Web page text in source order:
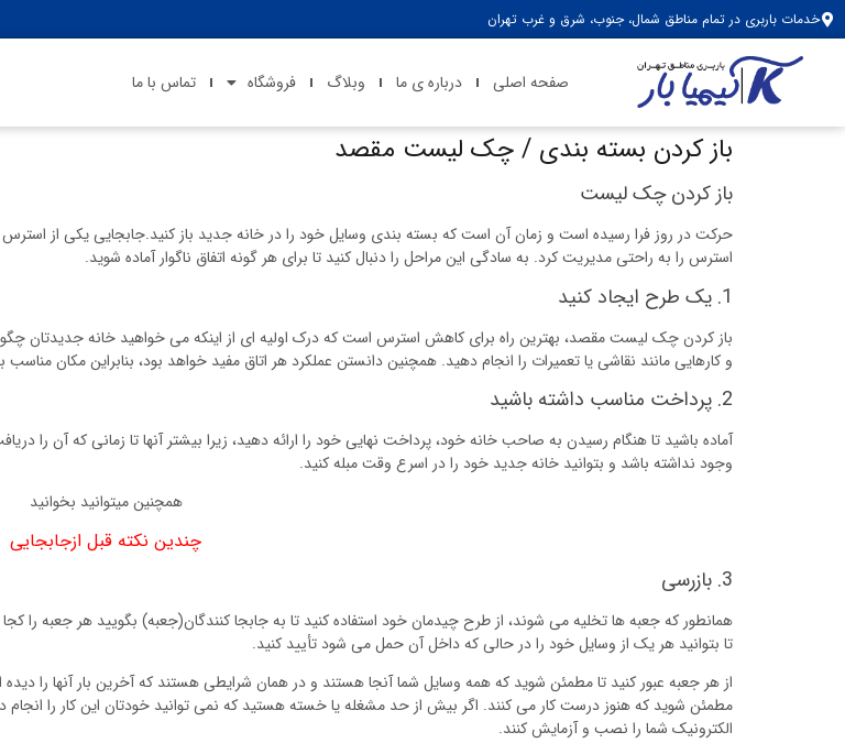
خدمات باربری در تمام مناطق شمال، جنوب، شرق و غرب تهران
صفحه اصلی درباره ی ما وبلاگ فروشگاه تماس با ما
باز کردن بسته بندی / چک لیست مقصد
باز کردن چک لیست
حرکت در روز فرا رسیده است و زمان آن است که بسته بندی وسایل خود را در خانه جدید باز کنید.جابجایی یکی از
استرس را به راحتی مدیریت کرد. به سادگی این مراحل را دنبال کنید تا برای هر گونه اتفاق ناگوار آماده شوید.
1. یک طرح ایجاد کنید
باز کردن چک لیست مقصد، بهترین راه برای کاهش استرس است که درک اولیه ای از اینکه می خواهید خانه جدیدتان
و کارهایی مانند نقاشی یا تعمیرات را انجام دهید. همچنین دانستن عملکرد هر اتاق مفید خواهد بود، بنابراین مکان مناسب
2. پرداخت مناسب داشته باشید
آماده باشید تا هنگام رسیدن به صاحب خانه خود، پرداخت نهایی خود را ارائه دهید، زیرا بیشتر آنها تا زمانی که آن را
وجود نداشته باشد و بتوانید خانه جدید خود را در اسرع وقت مبله کنید.
همچنین میتوانید بخوانید
چندین نکته قبل ازجابجایی
3. بازرسی
همانطور که جعبه ها تخلیه می شوند، از طرح چیدمان خود استفاده کنید تا به جابجا کنندگان(جعبه) بگویید هر جعبه را
تا بتوانید هر یک از وسایل خود را در حالی که داخل آن حمل می شود تأیید کنید.
از هر جعبه عبور کنید تا مطمئن شوید که همه وسایل شما آنجا هستند و در همان شرایطی هستند که آخرین بار آنها را
مطمئن شوید که هنوز درست کار می کنند. اگر بیش از حد مشغله یا خسته هستید که نمی توانید خودتان این کار را انجام
الکترونیک شما را نصب و آزمایش کنند.